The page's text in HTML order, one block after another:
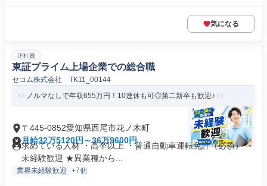
気になる
正社員
東証プライム上場企業での総合職
セコム株式会社 TK11_00144
ノルマなしで年収655万円！10連休も可◎第二新卒も歓迎♪
〒445-0852愛知県西尾市花ノ木町
月給32万5120円～36万9600円
求めている人材 ・高卒以上 ・普通自動車運転免許（必須） ・
未経験歓迎 ★異業種から...
業界未経験歓迎 +7個